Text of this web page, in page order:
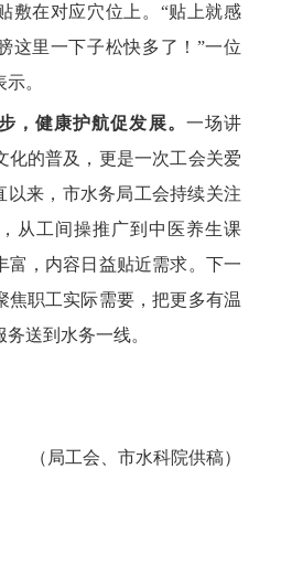
敷在对应穴位上。“贴上就感
这里一下子松快多了！”一位
。
，健康护航促发展。 一场讲
化的普及，更是一次工会关爱
以来，市水务局工会持续关注
从工间操推广到中医养生课
富，内容日益贴近需求。下一
焦职工实际需要，把更多有温
送到水务一线。
（局工会、市水科院供稿）